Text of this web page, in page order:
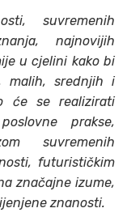
suvremenih
najnovijih
u cjelini kako bi
malih, srednjih i
će se realizirati
prakse,
suvremenih
futurističkim
značajne izume,
znanosti.